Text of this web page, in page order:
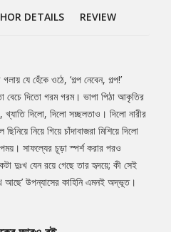
DETAILS REVIEW
যে হেঁকে ওঠে, ‘গল্প নেবেন, গল্প!’
বেচে দিতো গরম গরম। ভাপা পিঠা আকৃতির
খ্যাতি দিলো, দিলো সচ্ছলতাও। দিলো নারীর
নিয়ে গিয়ে চাঁদাবাজরা মিশিয়ে দিলো
সাফল্যের চূড়া স্পর্শ করার পরও
দুঃখ যেন রয়ে গেছে তার হৃদয়ে; কী সেই
উপন্যাসের কাহিনি এমনই অদ্ভূত।